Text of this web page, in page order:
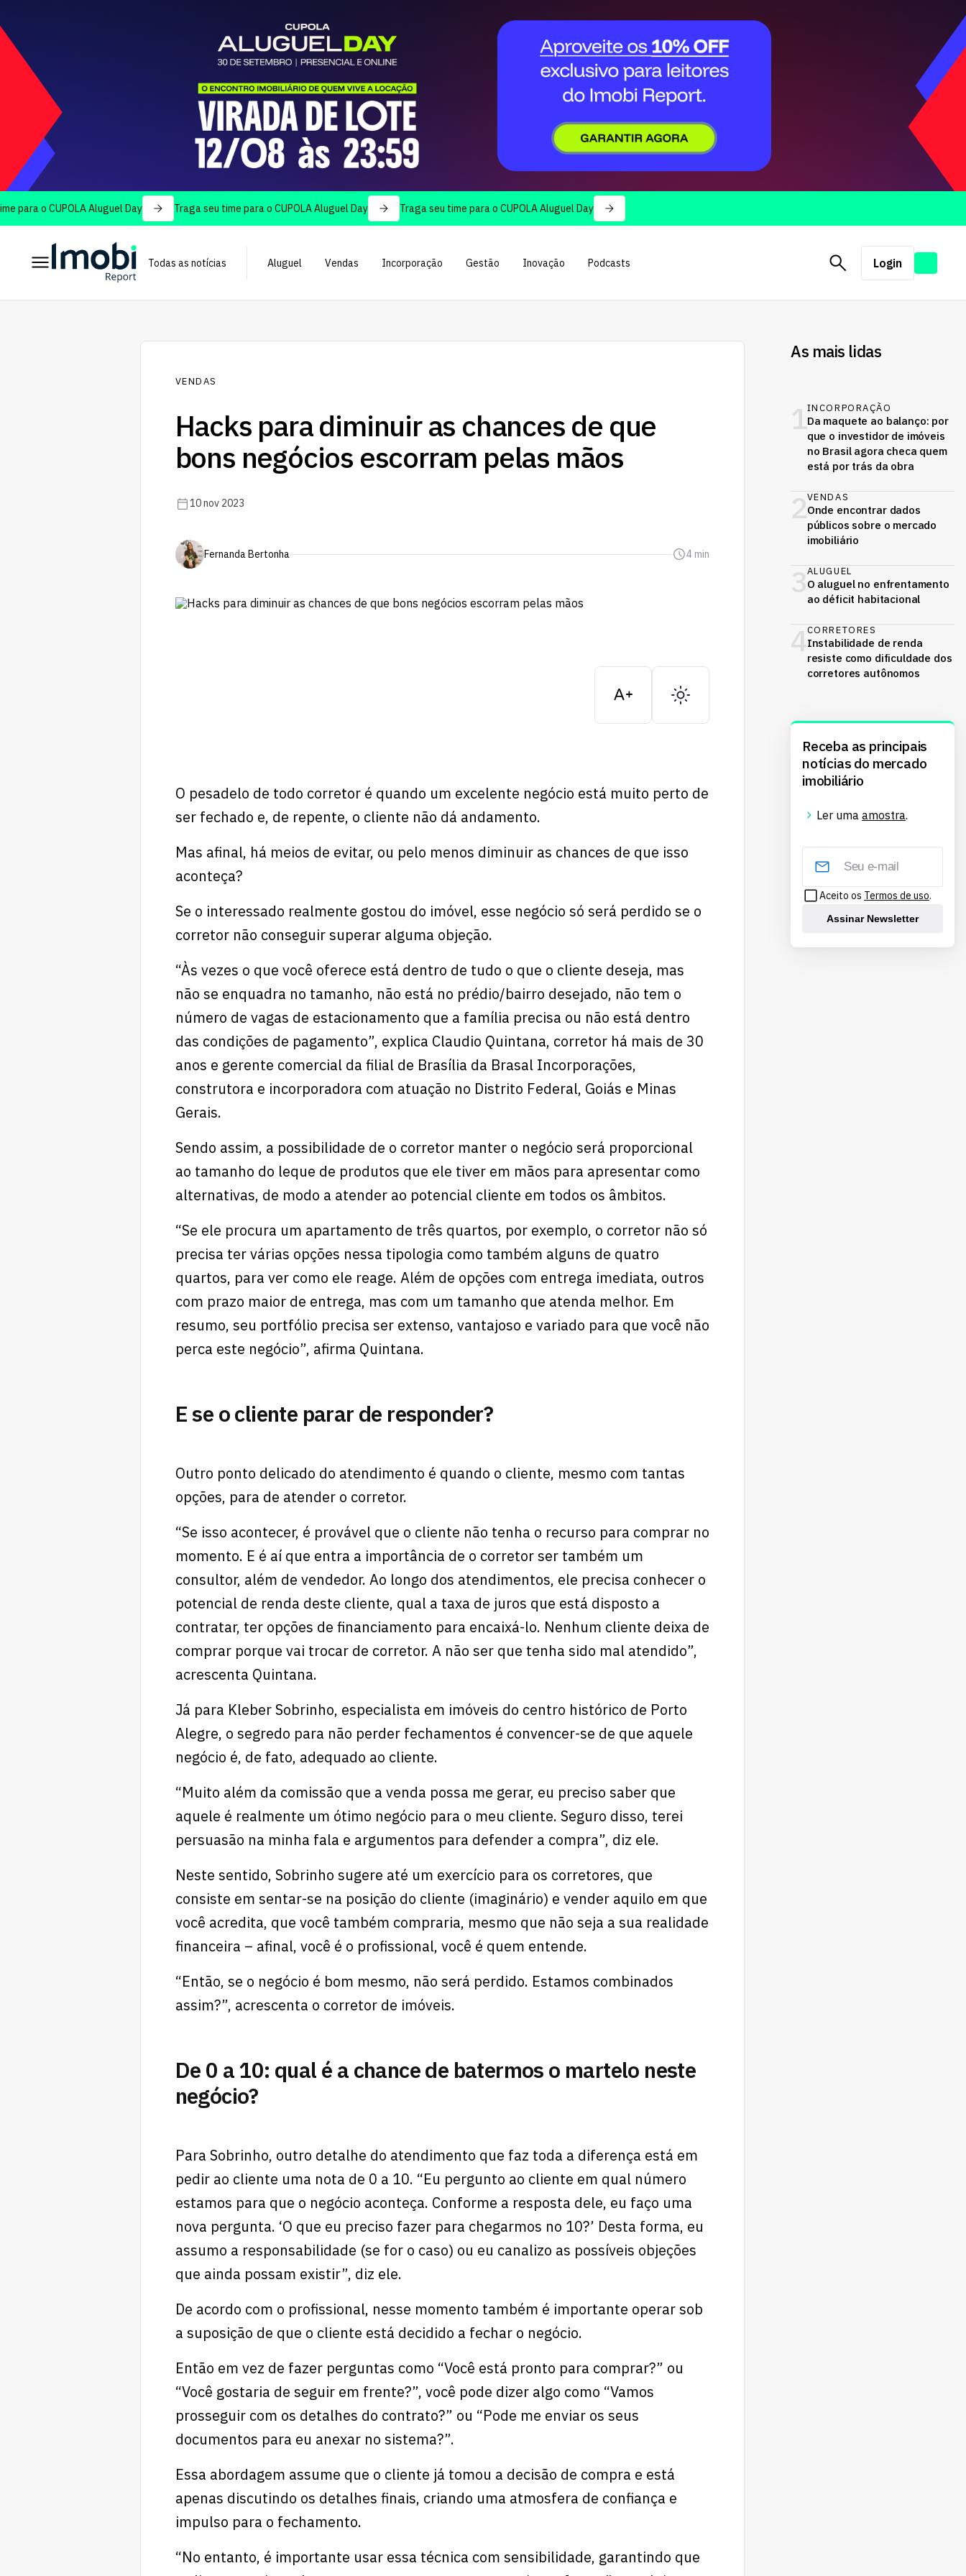
o CUPOLA Aluguel Day Traga seu time para o CUPOLA Aluguel Day Traga seu time para o CUPOLA Aluguel Day
Todas as notícias Aluguel Vendas Incorporação Gestão Inovação Podcasts Login
VENDAS
Hacks para diminuir as chances de que
bons negócios escorram pelas mãos
10 nov 2023
Fernanda Bertonha 4 min
O pesadelo de todo corretor é quando um excelente negócio está muito perto de
ser fechado e, de repente, o cliente não dá andamento.
Mas afinal, há meios de evitar, ou pelo menos diminuir as chances de que isso
aconteça?
Se o interessado realmente gostou do imóvel, esse negócio só será perdido se o
corretor não conseguir superar alguma objeção.
“Às vezes o que você oferece está dentro de tudo o que o cliente deseja, mas
não se enquadra no tamanho, não está no prédio/bairro desejado, não tem o
número de vagas de estacionamento que a família precisa ou não está dentro
das condições de pagamento”, explica Claudio Quintana, corretor há mais de 30
anos e gerente comercial da filial de Brasília da Brasal Incorporações,
construtora e incorporadora com atuação no Distrito Federal, Goiás e Minas
Gerais.
Sendo assim, a possibilidade de o corretor manter o negócio será proporcional
ao tamanho do leque de produtos que ele tiver em mãos para apresentar como
alternativas, de modo a atender ao potencial cliente em todos os âmbitos.
“Se ele procura um apartamento de três quartos, por exemplo, o corretor não só
precisa ter várias opções nessa tipologia como também alguns de quatro
quartos, para ver como ele reage. Além de opções com entrega imediata, outros
com prazo maior de entrega, mas com um tamanho que atenda melhor. Em
resumo, seu portfólio precisa ser extenso, vantajoso e variado para que você não
perca este negócio”, afirma Quintana.
E se o cliente parar de responder?
Outro ponto delicado do atendimento é quando o cliente, mesmo com tantas
opções, para de atender o corretor.
“Se isso acontecer, é provável que o cliente não tenha o recurso para comprar no
momento. E é aí que entra a importância de o corretor ser também um
consultor, além de vendedor. Ao longo dos atendimentos, ele precisa conhecer o
potencial de renda deste cliente, qual a taxa de juros que está disposto a
contratar, ter opções de financiamento para encaixá-lo. Nenhum cliente deixa de
comprar porque vai trocar de corretor. A não ser que tenha sido mal atendido”,
acrescenta Quintana.
Já para Kleber Sobrinho, especialista em imóveis do centro histórico de Porto
Alegre, o segredo para não perder fechamentos é convencer-se de que aquele
negócio é, de fato, adequado ao cliente.
“Muito além da comissão que a venda possa me gerar, eu preciso saber que
aquele é realmente um ótimo negócio para o meu cliente. Seguro disso, terei
persuasão na minha fala e argumentos para defender a compra”, diz ele.
Neste sentido, Sobrinho sugere até um exercício para os corretores, que
consiste em sentar-se na posição do cliente (imaginário) e vender aquilo em que
você acredita, que você também compraria, mesmo que não seja a sua realidade
financeira – afinal, você é o profissional, você é quem entende.
“Então, se o negócio é bom mesmo, não será perdido. Estamos combinados
assim?”, acrescenta o corretor de imóveis.
De 0 a 10: qual é a chance de batermos o martelo neste
negócio?
Para Sobrinho, outro detalhe do atendimento que faz toda a diferença está em
pedir ao cliente uma nota de 0 a 10. “Eu pergunto ao cliente em qual número
estamos para que o negócio aconteça. Conforme a resposta dele, eu faço uma
nova pergunta. ‘O que eu preciso fazer para chegarmos no 10?’ Desta forma, eu
assumo a responsabilidade (se for o caso) ou eu canalizo as possíveis objeções
que ainda possam existir”, diz ele.
De acordo com o profissional, nesse momento também é importante operar sob
a suposição de que o cliente está decidido a fechar o negócio.
Então em vez de fazer perguntas como “Você está pronto para comprar?” ou
“Você gostaria de seguir em frente?”, você pode dizer algo como “Vamos
prosseguir com os detalhes do contrato?” ou “Pode me enviar os seus
documentos para eu anexar no sistema?”.
Essa abordagem assume que o cliente já tomou a decisão de compra e está
apenas discutindo os detalhes finais, criando uma atmosfera de confiança e
impulso para o fechamento.
“No entanto, é importante usar essa técnica com sensibilidade, garantindo que
As mais lidas
1INCORPORAÇÃO
Da maquete ao balanço: por
que o investidor de imóveis
no Brasil agora checa quem
está por trás da obra
2VENDAS
Onde encontrar dados
públicos sobre o mercado
imobiliário
3ALUGUEL
O aluguel no enfrentamento
ao déficit habitacional
4CORRETORES
Instabilidade de renda
resiste como dificuldade dos
corretores autônomos
Receba as principais
notícias do mercado
imobiliário
Ler uma amostra.
Aceito os Termos de uso.
Assinar Newsletter